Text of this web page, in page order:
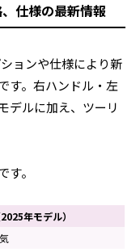
仕様の最新情報
ョンや仕様により新
す。右ハンドル・左
デルに加え、ツーリ
。
年モデル）